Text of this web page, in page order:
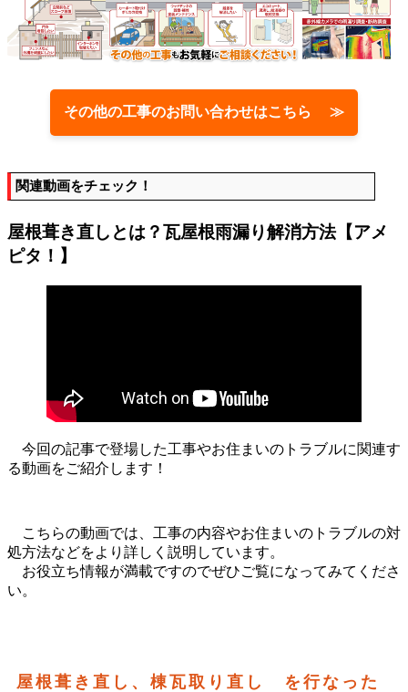
その他の工事のお問い合わせはこちら ≫
関連動画をチェック！
屋根葺き直しとは？瓦屋根雨漏り解消方法【アメ
ピタ！】
今回の記事で登場した工事やお住まいのトラブルに関連す
る動画をご紹介します！
こちらの動画では、工事の内容やお住まいのトラブルの対
処方法などをより詳しく説明しています。
お役立ち情報が満載ですのでぜひご覧になってみてくださ
い。
屋根葺き直し、棟瓦取り直し を行なった